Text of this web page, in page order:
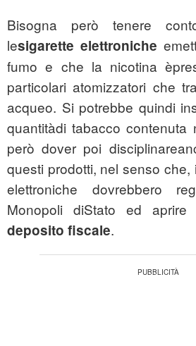
Bisogna però tenere
lesigarette elettroniche
fumo e che la nicotina
particolari atomizzatori che
acqueo. Si potrebbe quindi
quantitàdi tabacco contenuta
però dover poi
questi prodotti, nel senso che,
elettroniche dovrebbero
Monopoli diStato ed
deposito fiscale.